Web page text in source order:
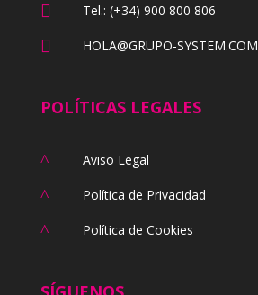
 Tel.: (+34) 900 800 806
 HOLA@GRUPO-SYSTEM.COM
POLÍTICAS LEGALES
^ Aviso Legal
^ Política de Privacidad
^ Política de Cookies